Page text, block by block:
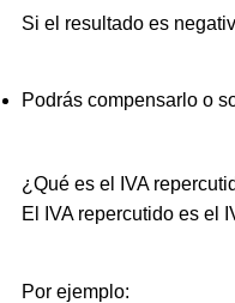
Si el resultado es
Podrás compensarlo o
¿Qué es el IVA
El IVA repercutido es el
Por ejemplo: